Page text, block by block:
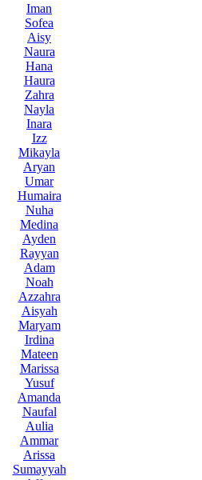
Iman
Sofea
Aisy
Naura
Hana
Haura
Zahra
Nayla
Inara
Izz
Mikayla
Aryan
Umar
Humaira
Nuha
Medina
Ayden
Rayyan
Adam
Noah
Azzahra
Aisyah
Maryam
Irdina
Mateen
Marissa
Yusuf
Amanda
Naufal
Aulia
Ammar
Arissa
Sumayyah